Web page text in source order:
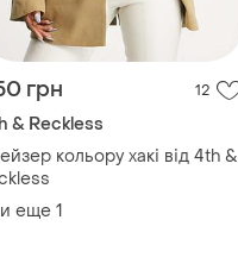
грн 12
& Reckless
кольору хакі від 4th &
и еще 1